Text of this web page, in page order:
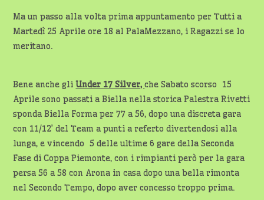
Ma un passo alla volta prima appuntamento per Tutti a
Martedì 25 Aprile ore 18 al PalaMezzano, i Ragazzi se lo
meritano.
Bene anche gliUnder 17 Silver,che Sabato scorso 15
Aprile sono passati a Biella nella storica Palestra Rivetti
sponda Biella Forma per 77 a 56, dopo una discreta gara
con 11/12’ del Team a punti a referto divertendosi alla
lunga, e vincendo 5 delle ultime 6 gare della Seconda
Fase di Coppa Piemonte, con i rimpianti però per la gara
persa 56 a 58 con Arona in casa dopo una bella rimonta
nel Secondo Tempo, dopo aver concesso troppo prima.